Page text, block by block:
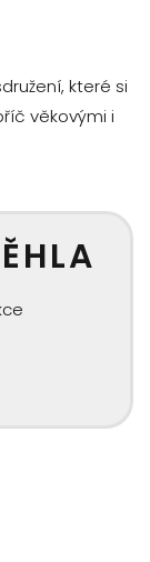
které si
věkovými i